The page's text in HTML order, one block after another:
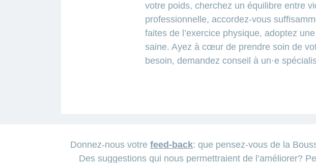
votre poids, cherchez un équilibre entre
professionnelle, accordez-vous
faites de l’exercice physique, adoptez
saine. Ayez à cœur de prendre soin de
besoin, demandez conseil à un·e
Lorsque
Donnez-nous votre feed-back: que pensez-vous de la
Des suggestions qui nous permettraient de l’améliorer?